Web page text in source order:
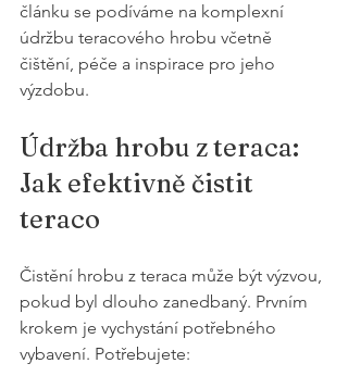
článku se podíváme na komplexní
údržbu teracového hrobu včetně
čištění, péče a inspirace pro jeho
výzdobu.
Údržba hrobu z teraca:
Jak efektivně čistit
teraco
Čistění hrobu z teraca může být výzvou,
pokud byl dlouho zanedbaný. Prvním
krokem je vychystání potřebného
vybavení. Potřebujete: